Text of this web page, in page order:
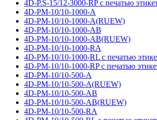
4D-P.S-15/12-3000-RP с печатью
4D-PM-10/10-1000-A
4D-PM-10/10-1000-A(RUEW)
4D-PM-10/10-1000-AB
4D-PM-10/10-1000-AB(RUEW)
4D-PM-10/10-1000-RA
4D-PM-10/10-1000-RL с печатью
4D-PM-10/10-1000-RP с печатью
4D-PM-10/10-500-A
4D-PM-10/10-500-A(RUEW)
4D-PM-10/10-500-AB
4D-PM-10/10-500-AB(RUEW)
4D-PM-10/10-500-RA